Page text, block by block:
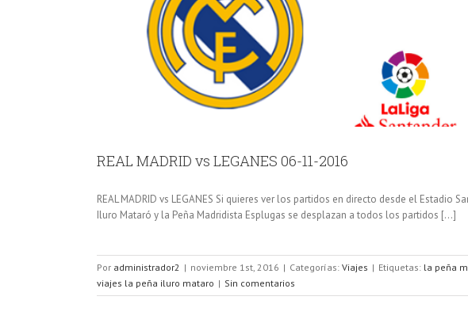
REAL MADRID vs LEGANES 06-11-2016
REAL MADRID vs LEGANES Si quieres ver los partidos en directo desde el Estadio
Iluro Mataró y la Peña Madridista Esplugas se desplazan a todos los partidos [...]
Por administrador2 | noviembre 1st, 2016 | Categorías: Viajes | Etiquetas: la peña
viajes la peña iluro mataro | Sin comentarios